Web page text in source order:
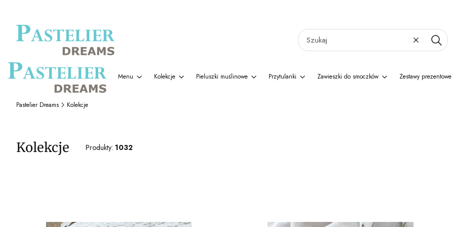
WyczyśćSzukaj
Menu Kolekcje Pieluszki muślinowe Przytulanki Zawieszki do smoczków Zestawy prezentowe
Pastelier Dreams Kolekcje
Kolekcje Produkty: 1032